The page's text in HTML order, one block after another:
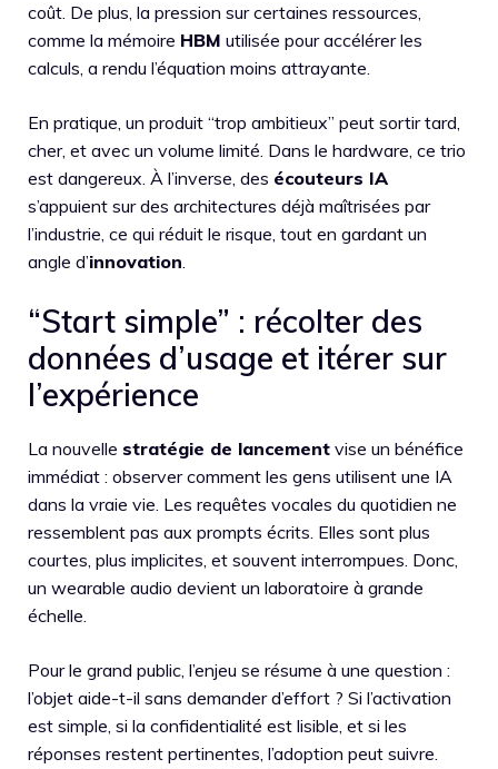
coût. De plus, la pression sur certaines ressources,
comme la mémoire HBM utilisée pour accélérer les
calculs, a rendu l’équation moins attrayante.
En pratique, un produit “trop ambitieux” peut sortir tard,
cher, et avec un volume limité. Dans le hardware, ce trio
est dangereux. À l’inverse, des écouteurs IA
s’appuient sur des architectures déjà maîtrisées par
l’industrie, ce qui réduit le risque, tout en gardant un
angle d’innovation.
“Start simple” : récolter des
données d’usage et itérer sur
l’expérience
La nouvelle stratégie de lancement vise un bénéfice
immédiat : observer comment les gens utilisent une IA
dans la vraie vie. Les requêtes vocales du quotidien ne
ressemblent pas aux prompts écrits. Elles sont plus
courtes, plus implicites, et souvent interrompues. Donc,
un wearable audio devient un laboratoire à grande
échelle.
Pour le grand public, l’enjeu se résume à une question :
l’objet aide-t-il sans demander d’effort ? Si l’activation
est simple, si la confidentialité est lisible, et si les
réponses restent pertinentes, l’adoption peut suivre.